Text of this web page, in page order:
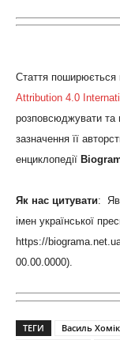
Стаття поширюється
Attribution 4.0
розповсюджувати та
зазначення її
енциклопедії
Як нас цитувати:
імен української
https://
00.00.0000).
ТЕГИ Василь Хомік